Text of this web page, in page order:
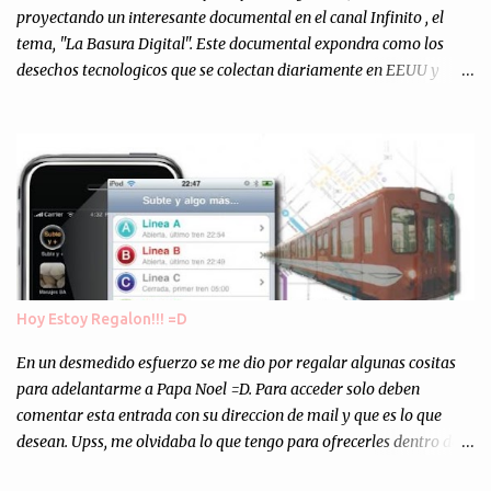
personalmente, un éxito y un logro sin precedentes. Sinceram...
proyectando un interesante documental en el canal Infinito , el
tema, "La Basura Digital". Este documental expondra como los
desechos tecnologicos que se colectan diariamente en EEUU y
Asi, todos los residuos sonincinerados produciendo lo que los
ambientalistas llaman "La Pesadilla de la Edad Cibernetica". La
transmision es el Domingo 2 de diciembre a las 21:00 hs. Me
parecio muy interesante, no creo que lo pueda ver por la hora, asi
que los comentarios los dejo en sus manos...
Hoy Estoy Regalon!!! =D
En un desmedido esfuerzo se me dio por regalar algunas cositas
para adelantarme a Papa Noel =D. Para acceder solo deben
comentar esta entrada con su direccion de mail y que es lo que
desean. Upss, me olvidaba lo que tengo para ofrecerles dentro de